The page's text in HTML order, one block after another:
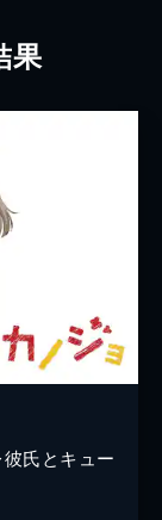
果
氏とキュー